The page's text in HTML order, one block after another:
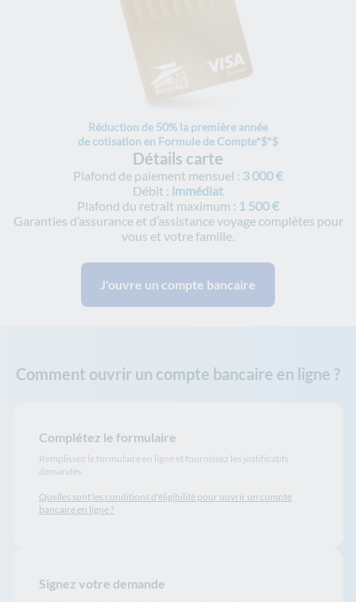
Réduction de 50% la première année
de cotisation en Formule de Compte*$*$
Détails carte
Plafond de paiement mensuel : 3 000 €
Débit : immédiat
Plafond du retrait maximum : 1 500 €
Garanties d’assurance et d’assistance voyage complètes pour
vous et votre famille.
J'ouvre un compte bancaire
Comment ouvrir un compte bancaire en ligne ?
Complétez le formulaire
Remplissez le formulaire en ligne et fournissez les justificatifs
demandés.
Quelles sont les conditions d'éligibilité pour ouvrir un compte
bancaire en ligne ?
Signez votre demande